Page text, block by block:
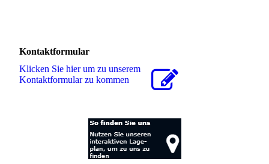
Kontaktformular
Klicken Sie hier um zu unserem
Kon­takt­for­mu­lar zu kommen